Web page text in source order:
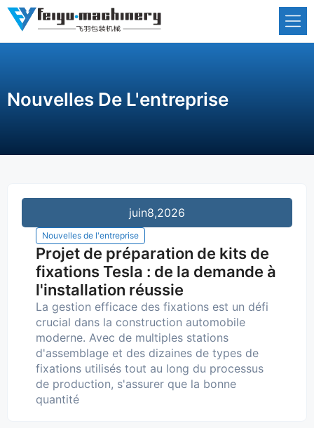
Aller
Nouvelles De L'entreprise
juin8,2026
Nouvelles de l'entreprise
Projet de préparation de kits de
fixations Tesla : de la demande à
l'installation réussie
La gestion efficace des fixations est un défi
crucial dans la construction automobile
moderne. Avec de multiples stations
d'assemblage et des dizaines de types de
fixations utilisés tout au long du processus
de production, s'assurer que la bonne
quantité